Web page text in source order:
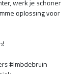
werk je schoner
oplossing voor
#lmbdebruin